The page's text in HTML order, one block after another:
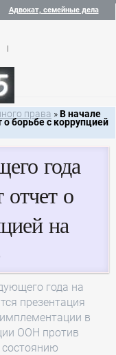
Адвокат, семейные дела
|
права »В начале
борьбе с коррупцией
года
о
на
года на
презентация
в
ООН против
состоянию